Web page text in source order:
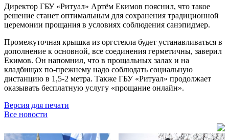
Директор ГБУ «Ритуал» Артём Екимов пояснил, что такое
решение станет оптимальным для сохранения традиционной
церемонии прощания в условиях соблюдения санэпидмер.
Промежуточная крышка из оргстекла будет устанавливаться в
дополнение к основной, все соединения герметичны, заверил
Екимов. Он напомнил, что в прощальных залах и на
кладбищах по-прежнему надо соблюдать социальную
дистанцию в 1,5-2 метра. Также ГБУ «Ритуал» продолжает
оказывать бесплатную услугу «прощание онлайн».
Версия для печати
Все новости